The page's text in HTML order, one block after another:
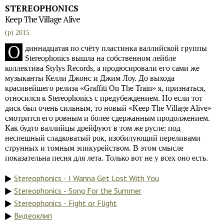
STEREOPHONICS
Keep The Village Alive
(p) 2015
О
диннадцатая по счёту пластинка валлийской группы
Stereophonics вышла на собственном лейбле
коллектива Stylys Records, а продюсировали его сами же
музыканты Келли Джонс и Джим Лоу. До выхода
красивейшего релиза «Graffiti On The Train» я, признаться,
относился к Stereophonics с предубеждением. Но если тот
диск был очень сильным, то новый «Keep The Village Alive»
смотрится его ровным и более сдержанным продолжением.
Как будто валлийцы дрейфуют в том же русле: под
неспешный сладковатый рок, изобилующий переливами
струнных и томным эпикурейством. В этом смысле
показательна песня для лета. Только вот не у всех оно есть.
Stereophonics - I Wanna Get Lost With You
Stereophonics - Song For the Summer
Stereophonics - Fight or Flight
Видеоклип